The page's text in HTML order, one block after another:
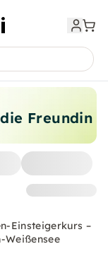
Freundin
Einsteigerkurs –
Weißensee